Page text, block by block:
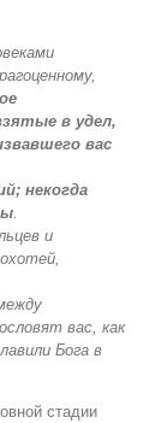
в удел,
вас
некогда
.
и
вас, как
Бога в
стадии